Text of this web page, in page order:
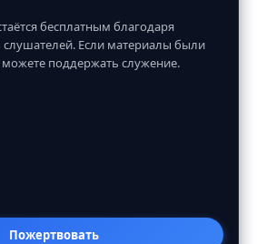
бесплатным благодаря
Если материалы были
поддержать служение.
Пожертвовать